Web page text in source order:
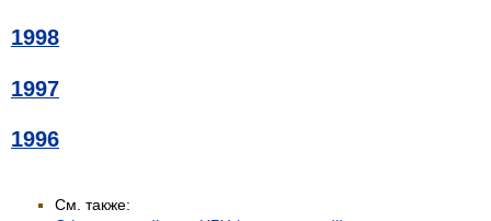
1998
1997
1996
См. также: